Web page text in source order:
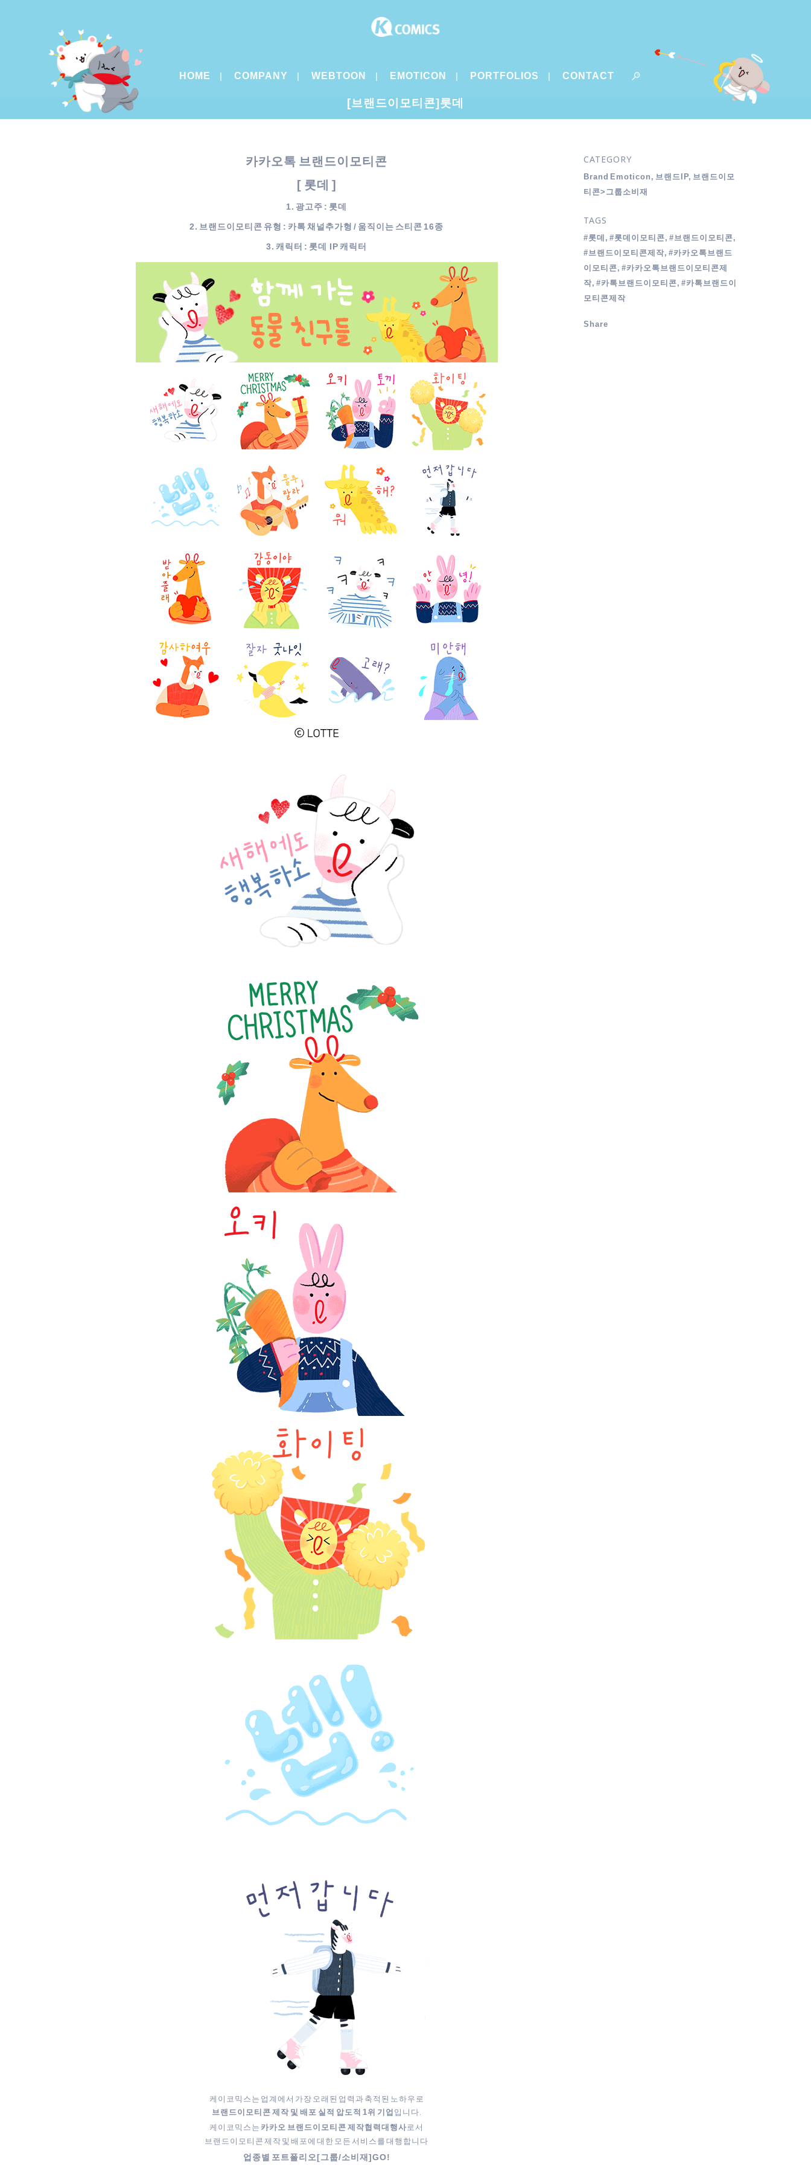
HOME COMPANY WEBTOON EMOTICON PORTFOLIOS CONTACT
[브랜드이모티콘]롯데
카카오톡 브랜드이모티콘
[ 롯데 ]
1. 광고주 : 롯데
2. 브랜드이모티콘 유형 : 카톡 채널추가형 / 움직이는 스티콘 16종
3. 캐릭터 : 롯데 IP 캐릭터
케이코믹스는 업계에서 가장 오래된 업력과 축적된 노하우로
브랜드이모티콘 제작 및 배포 실적 압도적 1위 기업 입니다.
케이코믹스는 카카오 브랜드이모티콘 제작협력대행사로서
브랜드이모티콘 제작 및 배포에 대한 모든 서비스를 대행합니다
업종별 포트폴리오[그룹/소비재]GO!
CATEGORY
Brand Emoticon, 브랜드IP, 브랜드이모
티콘>그룹소비재
TAGS
#롯데, #롯데이모티콘, #브랜드이모티콘,
#브랜드이모티콘제작, #카카오톡브랜드
이모티콘, #카카오톡브랜드이모티콘제
작, #카톡브랜드이모티콘, #카톡브랜드이
모티콘제작
Share